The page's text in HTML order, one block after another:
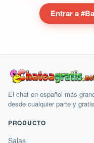
Entrar a
El chat en español más
desde cualquier parte y
PRODUCTO
Salas